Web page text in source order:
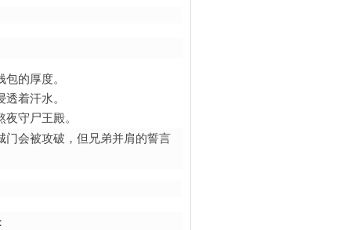
的厚度。
着汗水。
守尸王殿。
门会被攻破，但兄弟并肩的誓言